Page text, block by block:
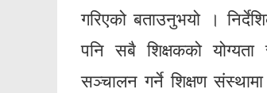
गरिएको बताउनुभयो ।
पनि सबै शिक्षकको
सञ्चालन गर्ने शिक्षण